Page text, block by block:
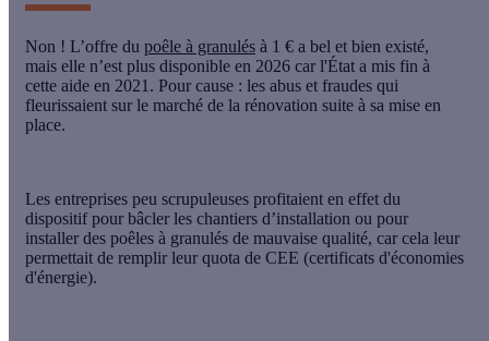
Non ! L’offre du poêle à granulés à 1 € a bel et bien existé,
mais elle n’est plus disponible en 2026 car l'État a mis fin à
cette aide en 2021 . Pour cause : les abus et fraudes qui
fleurissaient sur le marché de la rénovation suite à sa mise en
place.
Les entreprises peu scrupuleuses profitaient en effet du
dispositif pour bâcler les chantiers d’installation ou pour
installer des poêles à granulés de mauvaise qualité, car cela leur
permettait de remplir leur quota de CEE (certificats d'économies
d'énergie).